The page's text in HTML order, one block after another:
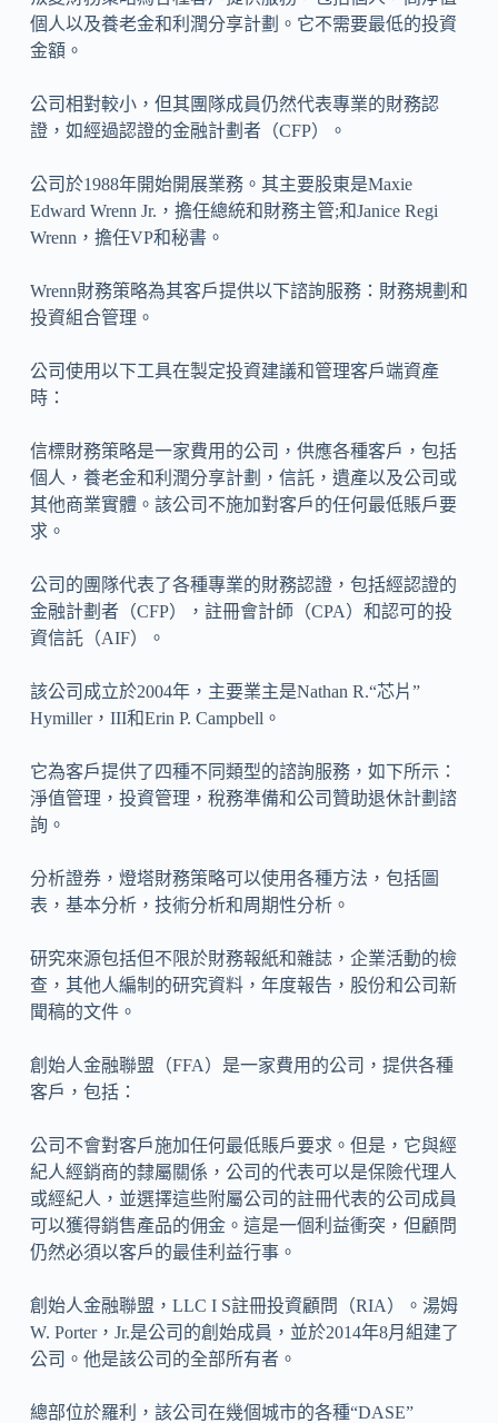
個人以及養老金和利潤分享計劃。它不需要最低的投資
金額。
公司相對較小，但其團隊成員仍然代表專業的財務認
證，如經過認證的金融計劃者（CFP）。
公司於1988年開始開展業務。其主要股東是Maxie
Edward Wrenn Jr.，擔任總統和財務主管;和Janice Regi
Wrenn，擔任VP和秘書。
Wrenn財務策略為其客戶提供以下諮詢服務：財務規劃和
投資組合管理。
公司使用以下工具在製定投資建議和管理客戶端資產
時：
信標財務策略是一家費用的公司，供應各種客戶，包括
個人，養老金和利潤分享計劃，信託，遺產以及公司或
其他商業實體。該公司不施加對客戶的任何最低賬戶要
求。
公司的團隊代表了各種專業的財務認證，包括經認證的
金融計劃者（CFP），註冊會計師（CPA）和認可的投
資信託（AIF）。
該公司成立於2004年，主要業主是Nathan R.“芯片”
Hymiller，III和Erin P. Campbell。
它為客戶提供了四種不同類型的諮詢服務，如下所示：
淨值管理，投資管理，稅務準備和公司贊助退休計劃諮
詢。
分析證券，燈塔財務策略可以使用各種方法，包括圖
表，基本分析，技術分析和周期性分析。
研究來源包括但不限於財務報紙和雜誌，企業活動的檢
查，其他人編制的研究資料，年度報告，股份和公司新
聞稿的文件。
創始人金融聯盟（FFA）是一家費用的公司，提供各種
客戶，包括：
公司不會對客戶施加任何最低賬戶要求。但是，它與經
紀人經銷商的隸屬關係，公司的代表可以是保險代理人
或經紀人，並選擇這些附屬公司的註冊代表的公司成員
可以獲得銷售產品的佣金。這是一個利益衝突，但顧問
仍然必須以客戶的最佳利益行事。
創始人金融聯盟，LLC I S註冊投資顧問（RIA）。湯姆
W. Porter，Jr.是公司的創始成員，並於2014年8月組建了
公司。他是該公司的全部所有者。
總部位於羅利，該公司在幾個城市的各種“DASE”